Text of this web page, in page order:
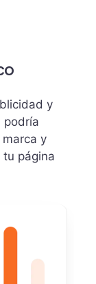
y
podría
y
tu página